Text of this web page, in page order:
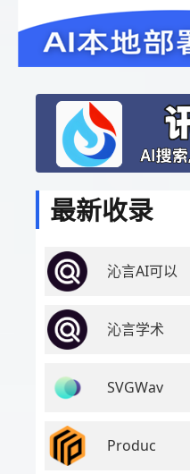
最新收录
沁言AI可以
沁言学术
SVGWav
Produc